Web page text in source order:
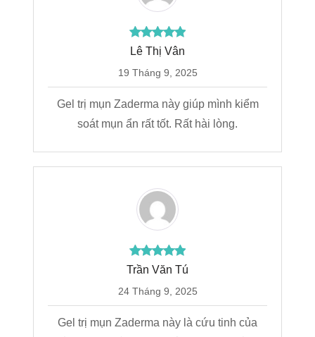
Lê Thị Vân
19 Tháng 9, 2025
Gel trị mụn Zaderma này giúp mình kiểm
soát mụn ẩn rất tốt. Rất hài lòng.
Trần Văn Tú
24 Tháng 9, 2025
Gel trị mụn Zaderma này là cứu tinh của